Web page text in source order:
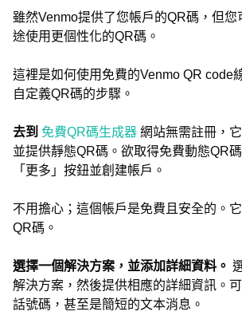
雖然Venmo提供了您帳戶的QR碼，但您
途使用更個性化的QR碼。
這裡是如何使用免費的Venmo QR code
自定義QR碼的步驟。
去到 免費QR碼生成器 網站無需註冊，
並提供靜態QR碼。欲取得免費動態QR
「更多」按鈕並創建帳戶。
不用擔心；這個帳戶是免費且安全的。
QR碼。
選擇一個解決方案，並添加詳細資料。
解決方案，然後提供相應的詳細資訊。
話號碼，甚至是簡短的文本消息。